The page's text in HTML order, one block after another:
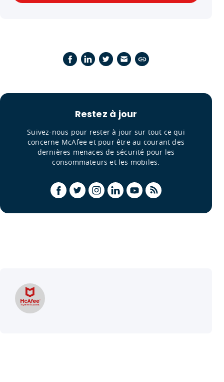
Restez à jour
Suivez-nous pour rester à jour sur tout ce qui
concerne McAfee et pour être au courant des
dernières menaces de sécurité pour les
consommateurs et les mobiles.